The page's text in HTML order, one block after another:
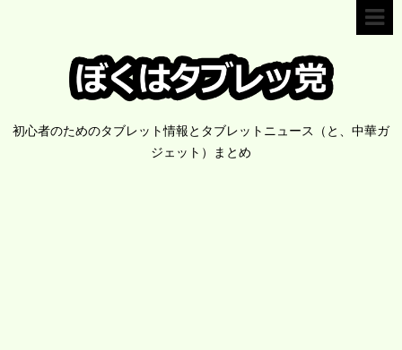
初心者のためのタブレット情報とタブレットニュース（と、中華ガ
ジェット）まとめ